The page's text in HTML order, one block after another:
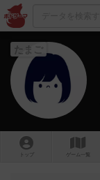
たまご
トップ ゲーム一覧